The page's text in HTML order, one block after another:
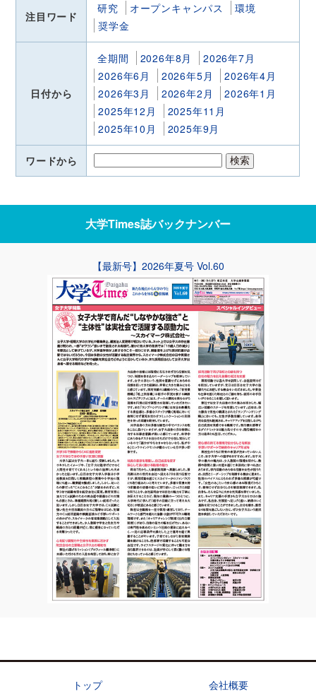
注目ワード
研究 オープンキャンパス
環境
奨学金
日付から
全期間 2026年8月
2026年7月
2026年6月
2026年5月
2026年4月
2026年3月
2026年2月
2026年1月
2025年12月
2025年11月
2025年10月
2025年9月
ワードから
大学Times誌バックナンバー
【最新号】2026年夏号 Vol.60
トップ 会社概要